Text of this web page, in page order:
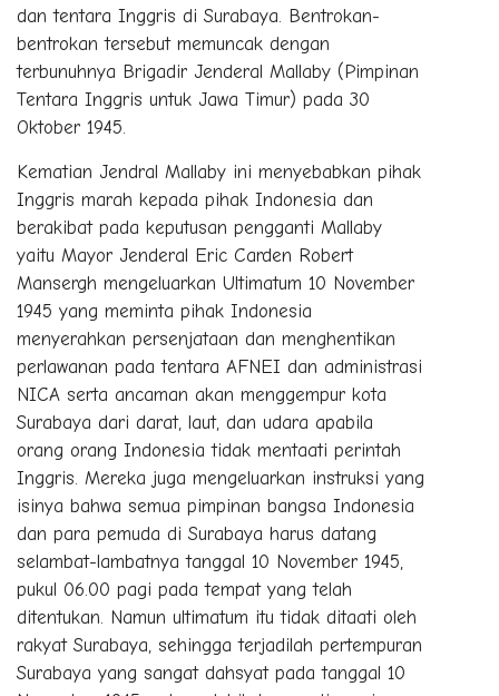
dan tentara Inggris di Surabaya. Bentrokan-
bentrokan tersebut memuncak dengan
terbunuhnya Brigadir Jenderal Mallaby (Pimpinan
Tentara Inggris untuk Jawa Timur) pada 30
Oktober 1945.
Kematian Jendral Mallaby ini menyebabkan pihak
Inggris marah kepada pihak Indonesia dan
berakibat pada keputusan pengganti Mallaby
yaitu Mayor Jenderal Eric Carden Robert
Mansergh mengeluarkan Ultimatum 10 November
1945 yang meminta pihak Indonesia
menyerahkan persenjataan dan menghentikan
perlawanan pada tentara AFNEI dan administrasi
NICA serta ancaman akan menggempur kota
Surabaya dari darat, laut, dan udara apabila
orang orang Indonesia tidak mentaati perintah
Inggris. Mereka juga mengeluarkan instruksi yang
isinya bahwa semua pimpinan bangsa Indonesia
dan para pemuda di Surabaya harus datang
selambat-lambatnya tanggal 10 November 1945,
pukul 06.00 pagi pada tempat yang telah
ditentukan. Namun ultimatum itu tidak ditaati oleh
rakyat Surabaya, sehingga terjadilah pertempuran
Surabaya yang sangat dahsyat pada tanggal 10